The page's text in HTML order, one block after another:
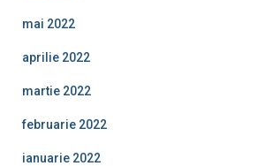
mai 2022
aprilie 2022
martie 2022
februarie 2022
ianuarie 2022